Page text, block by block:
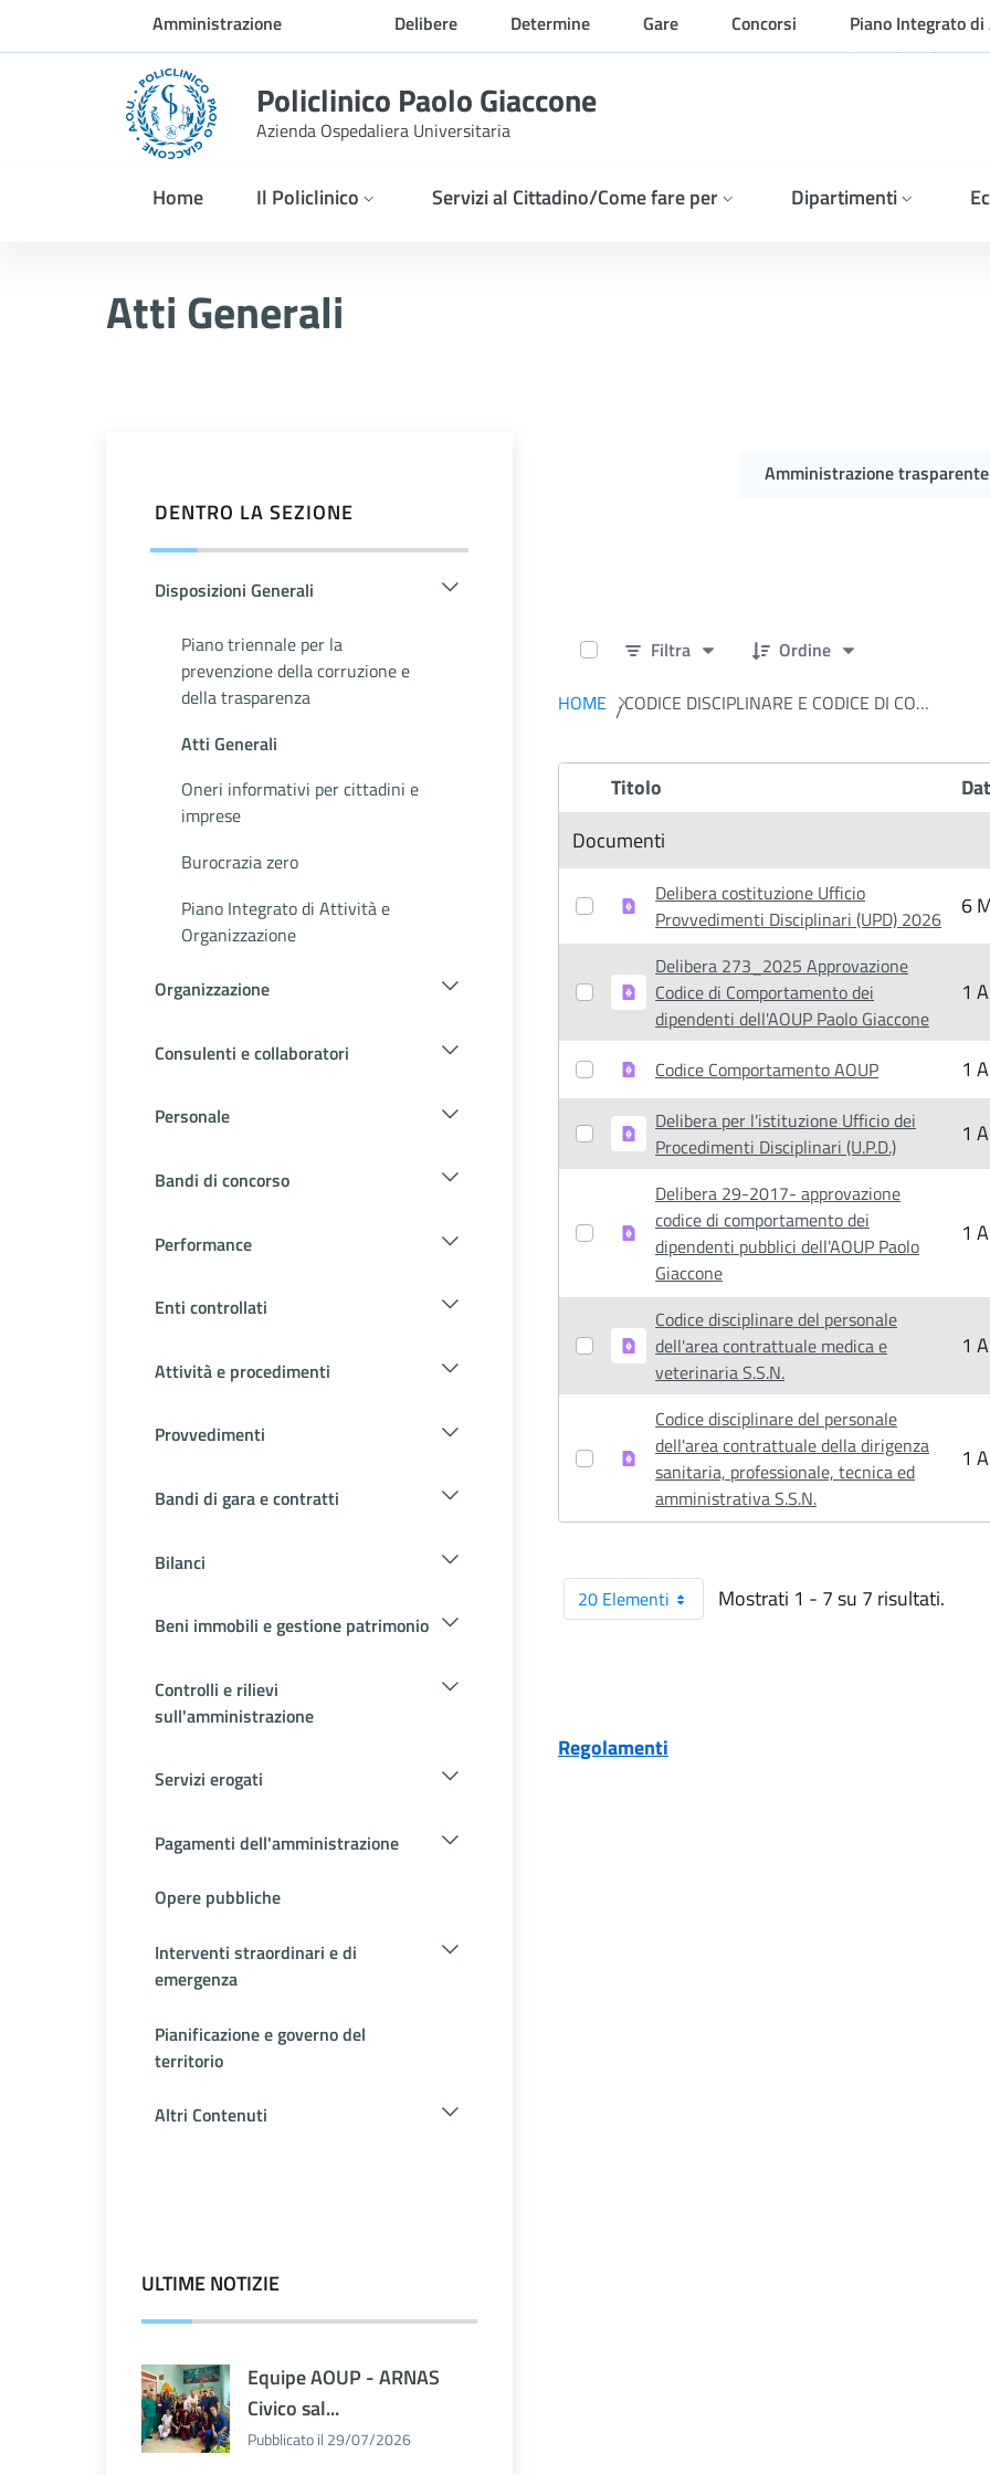
Skip to Main ContentAmministrazione
trasparente
Delibere Determine Gare Concorsi
Piano Integrato
Organizzazione
Policlinico Paolo Giaccone
Azienda Ospedaliera Universitaria
Home Il Policlinico Servizi al Cittadino/Come fare per Dipartimenti
Atti Generali
DENTRO LA SEZIONE
Disposizioni Generali
Piano triennale per la
prevenzione della corruzione e
della trasparenza
Atti Generali
Oneri informativi per cittadini e
imprese
Burocrazia zero
Piano Integrato di Attività e
Organizzazione
Organizzazione
Consulenti e collaboratori
Personale
Bandi di concorso
Performance
Enti controllati
Attività e procedimenti
Provvedimenti
Bandi di gara e contratti
Bilanci
Beni immobili e gestione patrimonio
Controlli e rilievi
sull'amministrazione
Servizi erogati
Pagamenti dell'amministrazione
Opere pubbliche
Interventi straordinari e di
emergenza
Pianificazione e governo del
territorio
Altri Contenuti
ULTIME NOTIZIE
Equipe AOUP - ARNAS
Civico sal...
Pubblicato il 29/07/2026
Amministrazione trasparente
Filtra
Ordine
HOME
CODICE DISCIPLINARE E CODICE DI CONDOTTA
Item Selection
Titolo
Documenti
Delibera costituzione Ufficio
Provvedimenti Disciplinari (UPD) 2026
6
Delibera 273_2025 Approvazione
Codice di Comportamento dei
dipendenti dell'AOUP Paolo Giaccone
1
Codice Comportamento AOUP 1
Delibera per l'istituzione Ufficio dei
Procedimenti Disciplinari (U.P.D.)
1
Delibera 29-2017- approvazione
codice di comportamento dei
dipendenti pubblici dell'AOUP Paolo
Giaccone
1
Codice disciplinare del personale
dell'area contrattuale medica e
veterinaria S.S.N.
1
Codice disciplinare del personale
dell'area contrattuale della dirigenza
sanitaria, professionale, tecnica ed
amministrativa S.S.N.
1
20 ElementiPer pagina Mostrati 1 - 7 su 7 risultati.
Regolamenti